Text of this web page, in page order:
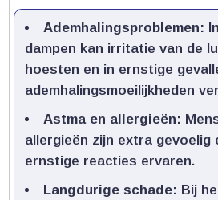
Ademhalingsproblemen:
dampen kan irritatie van de
hoesten en in ernstige
ademhalingsmoeilijkheden
Astma en allergieën:
allergieën zijn extra gevoelig
ernstige reacties ervaren.​
Langdurige schade: Bij